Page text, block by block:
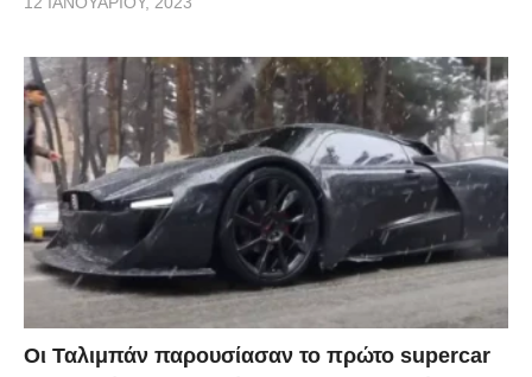
Οι Ταλιμπάν παρουσίασαν το πρώτο supercar